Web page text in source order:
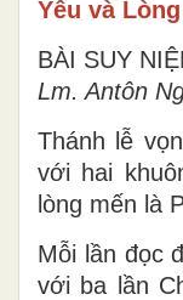
Yêu và
BÀI SUY
Lm. Antôn
Thánh lễ
với hai
lòng mến là
Mỗi lần đọc
với ba lần